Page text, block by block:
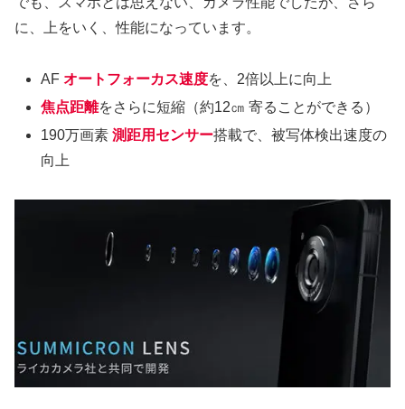
に、上をいく、性能になっています。
AF オートフォーカス速度を、2倍以上に向上
焦点距離をさらに短縮（約12㎝ 寄ることができる）
190万画素測距用センサー搭載で、被写体検出速度の
向上